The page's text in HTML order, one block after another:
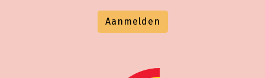
Aanmelden